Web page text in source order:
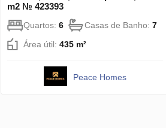
m2 № 423393
Quartos: 6 Casas de Banho: 7
Área útil: 435 m²
Peace Homes